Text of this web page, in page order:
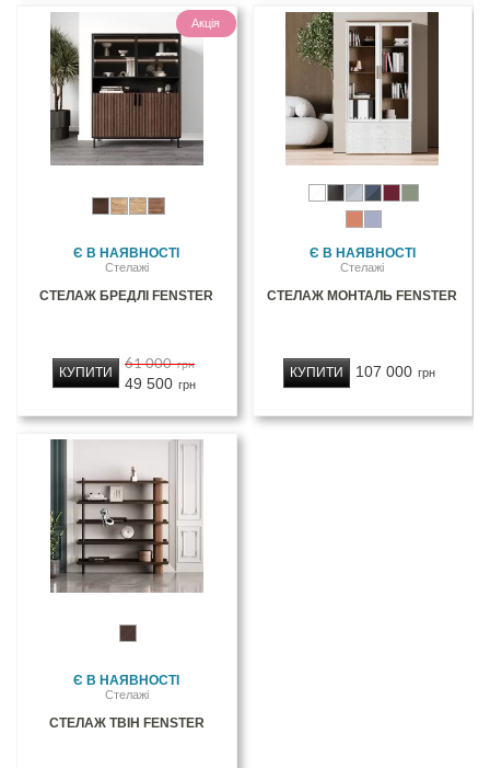
Акція
Є В НАЯВНОСТІ
Стелажі
СТЕЛАЖ БРЕДЛІ FENSTER
61 000 грн
49 500 грн
КУПИТИ
Є В НАЯВНОСТІ
Стелажі
СТЕЛАЖ МОНТАЛЬ FENSTER
107 000 грн
КУПИТИ
Є В НАЯВНОСТІ
Стелажі
СТЕЛАЖ ТВІН FENSTER